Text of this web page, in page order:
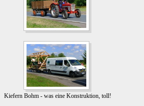
Kiefern Bohm - was eine Konstruktion, toll!